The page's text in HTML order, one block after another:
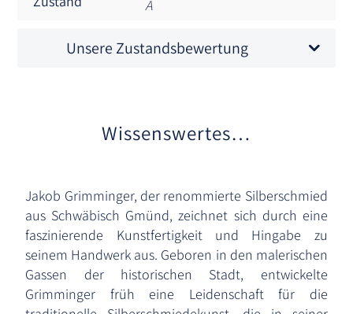
A
Unsere Zustandsbewertung
Wissenswertes…
Jakob Grimminger, der renommierte Silberschmied
aus Schwäbisch Gmünd, zeichnet sich durch eine
faszinierende Kunstfertigkeit und Hingabe zu
seinem Handwerk aus. Geboren in den malerischen
Gassen der historischen Stadt, entwickelte
Grimminger früh eine Leidenschaft für die